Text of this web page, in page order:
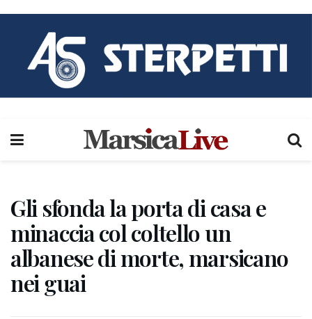
Gli sfonda la porta di casa e
minaccia col coltello un
albanese di morte, marsicano
nei guai